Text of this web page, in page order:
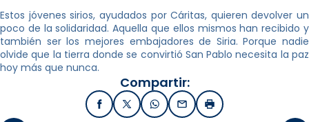
Estos jóvenes sirios, ayudados por Cáritas, quieren devolver un
poco de la solidaridad. Aquella que ellos mismos han recibido y
también ser los mejores embajadores de Siria. Porque nadie
olvide que la tierra donde se convirtió San Pablo necesita la paz
hoy más que nunca.
Compartir:
FacebookX / TwitterWhatsApp
EmailImprimir